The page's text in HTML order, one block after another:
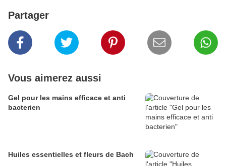
Partager
Vous aimerez aussi
Gel pour les mains efficace et anti
bacterien
Huiles essentielles et fleurs de Bach